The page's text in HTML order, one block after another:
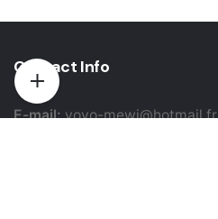
Contact Info
E-mail:yovo-mewi@hotmail.fr